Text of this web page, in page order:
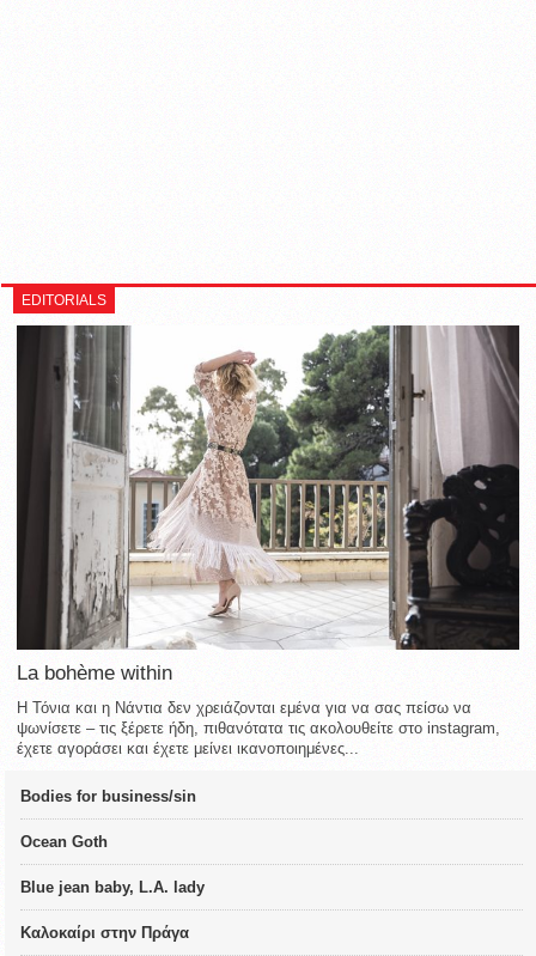
EDITORIALS
La bohème within
Η Τόνια και η Νάντια δεν χρειάζονται εμένα για να σας πείσω να
ψωνίσετε – τις ξέρετε ήδη, πιθανότατα τις ακολουθείτε στο instagram,
έχετε αγοράσει και έχετε μείνει ικανοποιημένες...
Bodies for business/sin
Ocean Goth
Blue jean baby, L.A. lady
Καλοκαίρι στην Πράγα